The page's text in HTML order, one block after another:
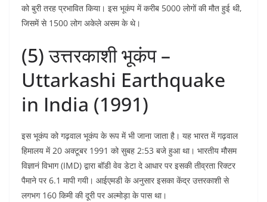
को बुरी तरह प्रभावित किया। इस भूकंप में करीब 5000 लोगों की मौत हुई थी,
जिसमें से 1500 लोग अकेले असम के थे।
(5) उत्तरकाशी भूकंप –
Uttarkashi Earthquake
in India (1991)
इस भूकंप को गढ़वाल भूकंप के रूप में भी जाना जाता है। यह भारत में गढ़वाल
हिमालय में 20 अक्टूबर 1991 को सुबह 2:53 बजे हुआ था। भारतीय मौसम
विज्ञानं विभाग (IMD) द्वारा बॉडी वेव डेटा दे आधार पर इसकी तीव्रता रिक्टर
पैमाने पर 6.1 मापी गयी। आईएमडी के अनुसार इसका केंद्र उत्तरकाशी से
लगभग 160 किमी की दूरी पर अल्मोड़ा के पास था।